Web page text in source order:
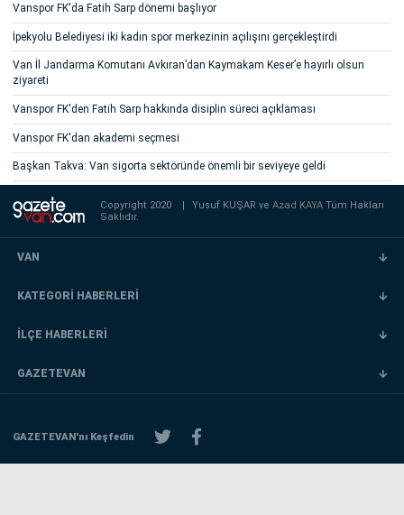
Vanspor FK'da Fatih Sarp dönemi başlıyor
İpekyolu Belediyesi iki kadın spor merkezinin açılışını gerçekleştirdi
Van İl Jandarma Komutanı Avkıran’dan Kaymakam Keser’e hayırlı olsun
ziyareti
Vanspor FK'den Fatih Sarp hakkında disiplin süreci açıklaması
Vanspor FK'dan akademi seçmesi
Başkan Takva: Van sigorta sektöründe önemli bir seviyeye geldi
Copyright 2020 | Yusuf KUŞAR veAzad KAYATüm Hakları
Saklıdır.
VAN
KATEGORİ HABERLERİ
İLÇE HABERLERİ
GAZETEVAN
GAZETEVAN'nı Keşfedin